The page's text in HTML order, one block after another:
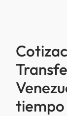
tiempo